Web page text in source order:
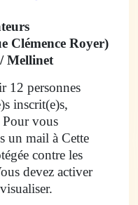
Clémence Royer)
Mellinet
12 personnes
inscrit(e)s,
Pour vous
un mail à Cette
contre les
devez activer